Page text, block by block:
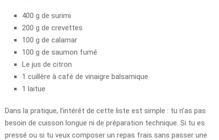
400 g de surimi
200 g de crevettes
100 g de calamar
100 g de saumon fumé
Le jus de citron
1 cuillère à café de vinaigre balsamique
1 laitue
Dans la pratique, l’intérêt de cette liste est simple : tu n’as pas
besoin de cuisson longue ni de préparation technique. Si tu es
pressé ou si tu veux composer un repas frais sans passer une